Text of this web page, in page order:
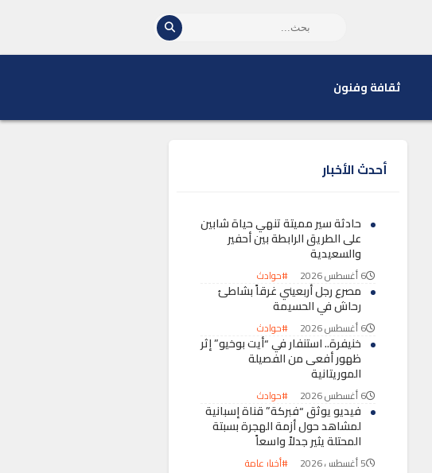
ثقافة وفنون
أحدث الأخبار
حادثة سير مميتة تنهي حياة شابين
على الطريق الرابطة بين أحفير
والسعيدية
6 أغسطس 2026 #حوادث
مصرع رجل أربعيني غرقاً بشاطئ
رحاش في الحسيمة
6 أغسطس 2026 #حوادث
خنيفرة.. استنفار في “أيت بوخيو” إثر
ظهور أفعى من الفصيلة
الموريتانية
6 أغسطس 2026 #حوادث
فيديو يوثق “فبركة” قناة إسبانية
لمشاهد حول أزمة الهجرة بسبتة
المحتلة يثير جدلاً واسعاً
5 أغسطس 2026 #أخبار عامة